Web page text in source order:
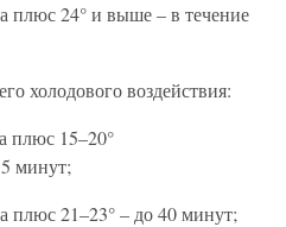
плюс 24° и выше – в течение
холодового воздействия:
плюс 15–20°
минут;
плюс 21–23° – до 40 минут;